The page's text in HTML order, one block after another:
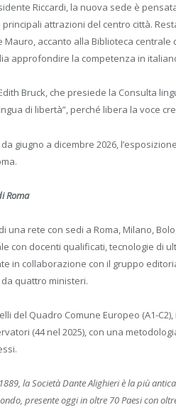
Riccardi, la nuova sede è
attrazioni del centro città.
Mauro, accanto alla Biblioteca
approfondire la competenza in
Bruck, che presiede la Consulta
di libertà”, perché libera la voce
giugno a dicembre 2026,
Roma
una rete con sedi a Roma, Milano,
con docenti qualificati, tecnologie di
in collaborazione con il gruppo
da quattro ministeri.
del Quadro Comune Europeo (A1-
(44 nel 2025), con una
la Società Dante Alighieri è la più
presente oggi in oltre 70 Paesi con